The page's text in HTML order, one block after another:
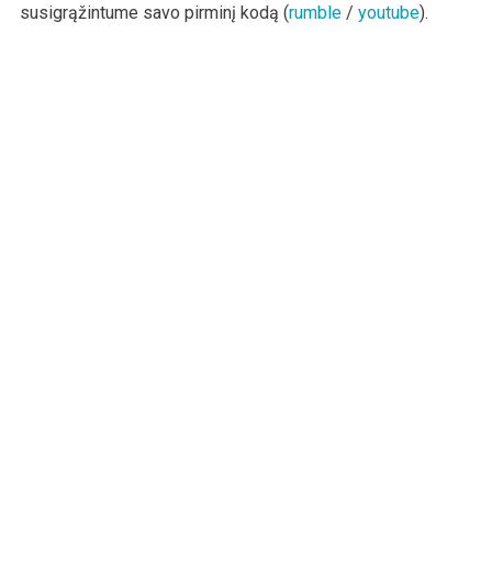
susigrąžintume savo pirminį kodą (rumble/ youtube).